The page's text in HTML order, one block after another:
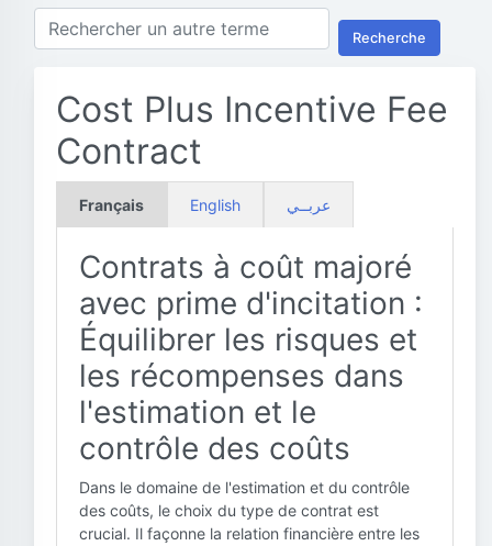
Recherche
Cost Plus Incentive Fee
Contract
Français English عربــي
Contrats à coût majoré
avec prime d'incitation :
Équilibrer les risques et
les récompenses dans
l'estimation et le
contrôle des coûts
Dans le domaine de l'estimation et du contrôle
des coûts, le choix du type de contrat est
crucial. Il façonne la relation financière entre les